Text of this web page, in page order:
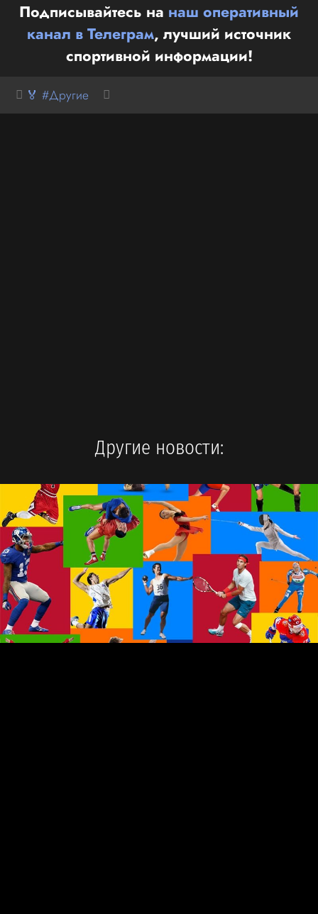
Подписывайтесь на наш оперативный
канал в Телеграм, лучший источник
спортивной информации!
🏅 #Другие
Другие новости: